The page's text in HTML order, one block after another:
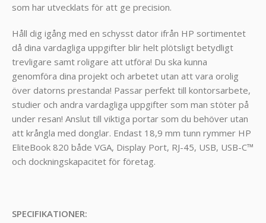
som har utvecklats för att ge precision.
Håll dig igång med en schysst dator ifrån HP sortimentet
då dina vardagliga uppgifter blir helt plötsligt betydligt
trevligare samt roligare att utföra! Du ska kunna
genomföra dina projekt och arbetet utan att vara orolig
över datorns prestanda! Passar perfekt till kontorsarbete,
studier och andra vardagliga uppgifter som man stöter på
under resan! Anslut till viktiga portar som du behöver utan
att krångla med donglar. Endast 18,9 mm tunn rymmer HP
EliteBook 820 både VGA, Display Port, RJ-45, USB, USB-C™
och dockningskapacitet för företag.
SPECIFIKATIONER: